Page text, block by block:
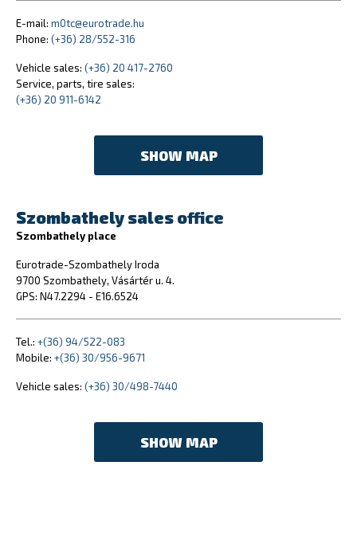
E-mail: m0tc@eurotrade.hu
Phone: (+36) 28/552-316
Vehicle sales: (+36) 20 417-2760
Service, parts, tire sales:
(+36) 20 911-6142
SHOW MAP
Szombathely sales office
Szombathely place
Eurotrade-Szombathely Iroda
9700 Szombathely, Vásártér u. 4.
GPS: N47.2294 - E16.6524
Tel.: +(36) 94/522-083
Mobile: +(36) 30/956-9671
Vehicle sales: (+36) 30/498-7440
SHOW MAP